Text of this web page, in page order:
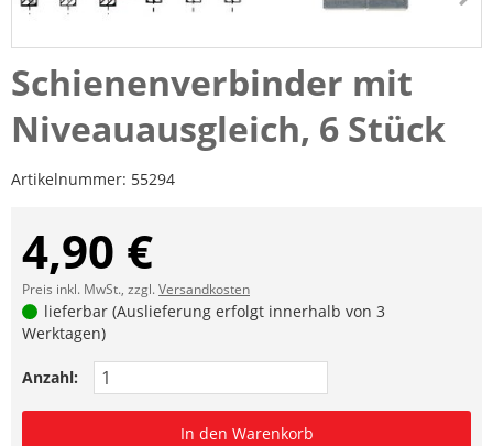
Schienenverbinder mit
Niveauausgleich, 6 Stück
Artikelnummer: 55294
4,90 €
Preis inkl. MwSt., zzgl.Versandkosten
lieferbar (Auslieferung erfolgt innerhalb von 3
Werktagen)
Anzahl:
In den Warenkorb